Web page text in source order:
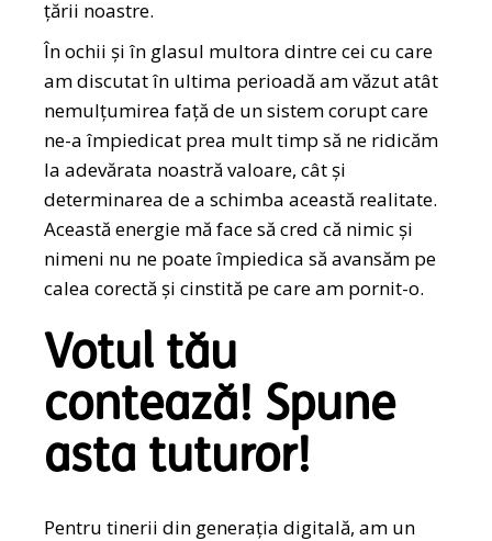
țării noastre.
În ochii și în glasul multora dintre cei cu care
am discutat în ultima perioadă am văzut atât
nemulțumirea față de un sistem corupt care
ne-a împiedicat prea mult timp să ne ridicăm
la adevărata noastră valoare, cât și
determinarea de a schimba această realitate.
Această energie mă face să cred că nimic și
nimeni nu ne poate împiedica să avansăm pe
calea corectă și cinstită pe care am pornit-o.
Votul tău
contează! Spune
asta tuturor!
Pentru tinerii din generația digitală, am un